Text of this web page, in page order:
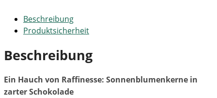
Beschreibung
Produktsicherheit
Beschreibung
Ein Hauch von Raffinesse: Sonnenblumenkerne in
zarter Schokolade